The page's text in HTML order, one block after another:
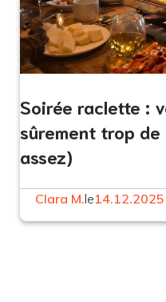
Soirée raclette :
sûrement trop
assez)
Clara M.le14.12.2025